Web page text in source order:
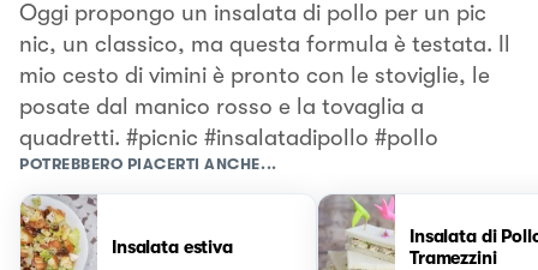
Oggi propongo un insalata di pollo per un pic
nic, un classico, ma questa formula è testata. Il
mio cesto di vimini è pronto con le stoviglie, le
posate dal manico rosso e la tovaglia a
quadretti. #picnic #insalatadipollo #pollo
POTREBBERO PIACERTI ANCHE...
Insalata estiva
Insalata di
Tramezzini